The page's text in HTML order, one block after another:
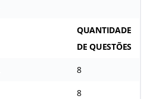
QUANTIDADE
DE QUESTÕES
8
8